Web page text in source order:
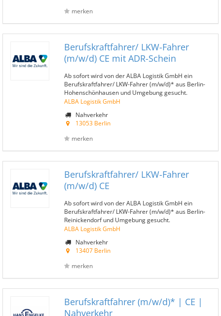
merken
Berufskraftfahrer/ LKW-Fahrer
(m/w/d) CE mit ADR-Schein
Ab sofort wird von der ALBA Logistik GmbH ein
Berufskraftfahrer/ LKW-Fahrer (m/w/d)* aus Berlin-
Hohenschönhausen und Umgebung gesucht.
ALBA Logistik GmbH
Nahverkehr
13053 Berlin
merken
Berufskraftfahrer/ LKW-Fahrer
(m/w/d) CE
Ab sofort wird von der ALBA Logistik GmbH ein
Berufskraftfahrer/ LKW-Fahrer (m/w/d)* aus Berlin-
Reinickendorf und Umgebung gesucht.
ALBA Logistik GmbH
Nahverkehr
13407 Berlin
merken
Berufskraftfahrer (m/w/d)* | CE |
Nahverkehr